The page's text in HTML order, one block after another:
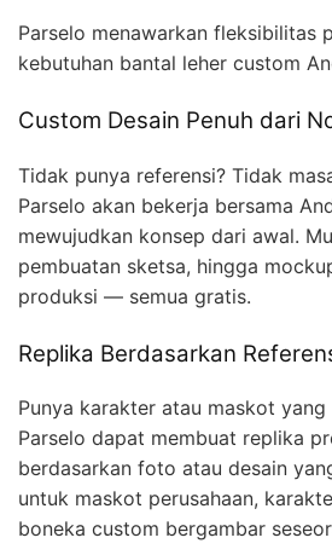
Parselo menawarkan fleksibilitas
kebutuhan bantal leher custom
Custom Desain Penuh dari
Tidak punya referensi? Tidak
Parselo akan bekerja bersama
mewujudkan konsep dari awal.
pembuatan sketsa, hingga
produksi — semua gratis.
Replika Berdasarkan
Punya karakter atau maskot
Parselo dapat membuat replika
berdasarkan foto atau desain
untuk maskot perusahaan,
boneka custom bergambar